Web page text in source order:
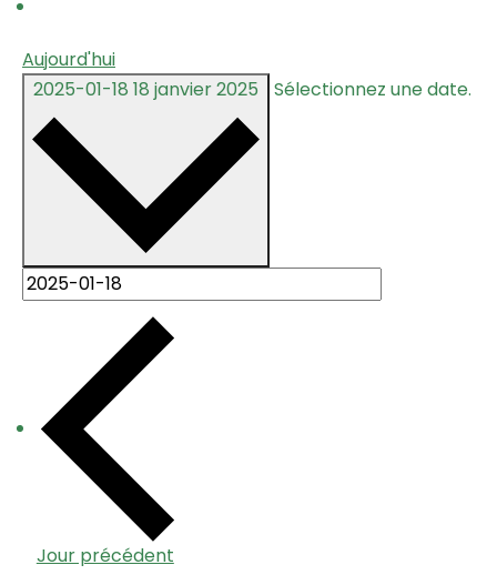
Aujourd'hui
2025-01-18 18 janvier 2025 Sélectionnez une date.
Jour précédent